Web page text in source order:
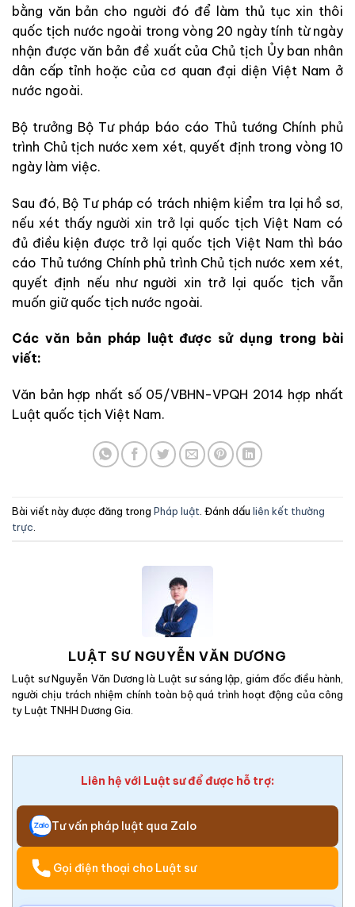
bằng văn bản cho người đó để làm thủ tục xin thôi
quốc tịch nước ngoài trong vòng 20 ngày tính từ ngày
nhận được văn bản đề xuất của Chủ tịch Ủy ban nhân
dân cấp tỉnh hoặc của cơ quan đại diện Việt Nam ở
nước ngoài.
Bộ trưởng Bộ Tư pháp báo cáo Thủ tướng Chính phủ
trình Chủ tịch nước xem xét, quyết định trong vòng 10
ngày làm việc.
Sau đó, Bộ Tư pháp có trách nhiệm kiểm tra lại hồ sơ,
nếu xét thấy người xin trở lại quốc tịch Việt Nam có
đủ điều kiện được trở lại quốc tịch Việt Nam thì báo
cáo Thủ tướng Chính phủ trình Chủ tịch nước xem xét,
quyết định nếu như người xin trở lại quốc tịch vẫn
muốn giữ quốc tịch nước ngoài.
Các văn bản pháp luật được sử dụng trong bài
viết:
Văn bản hợp nhất số 05/VBHN-VPQH 2014 hợp nhất
Luật quốc tịch Việt Nam.
Bài viết này được đăng trong Pháp luật . Đánh dấu liên kết thường
trực
LUẬT SƯ NGUYỄN VĂN DƯƠNG
Luật sư Nguyễn Văn Dương là Luật sư sáng lập, giám đốc điều hành,
người chịu trách nhiệm chính toàn bộ quá trình hoạt động của công
ty Luật TNHH Dương Gia.
Liên hệ với Luật sư để được hỗ trợ:
Tư vấn pháp luật qua Zalo
Gọi điện thoại cho Luật sư